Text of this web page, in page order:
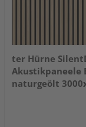
ter Hürne
Akustikpaneele
naturgeölt